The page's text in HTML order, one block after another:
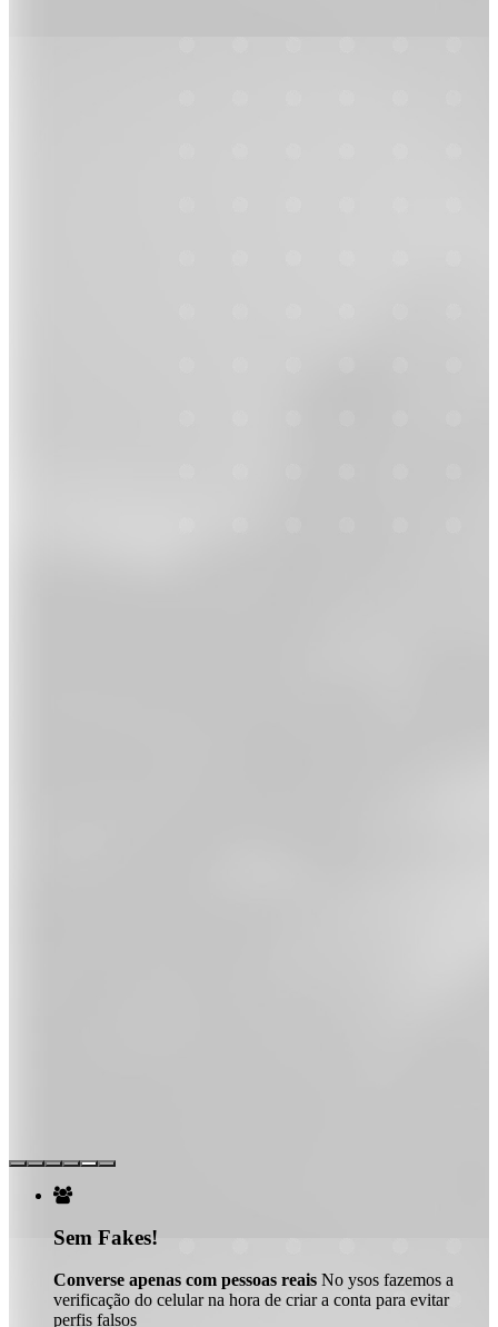

Sem Fakes!
Converse apenas com pessoas reais No ysos fazemos a
verificação do celular na hora de criar a conta para evitar
perfis falsos